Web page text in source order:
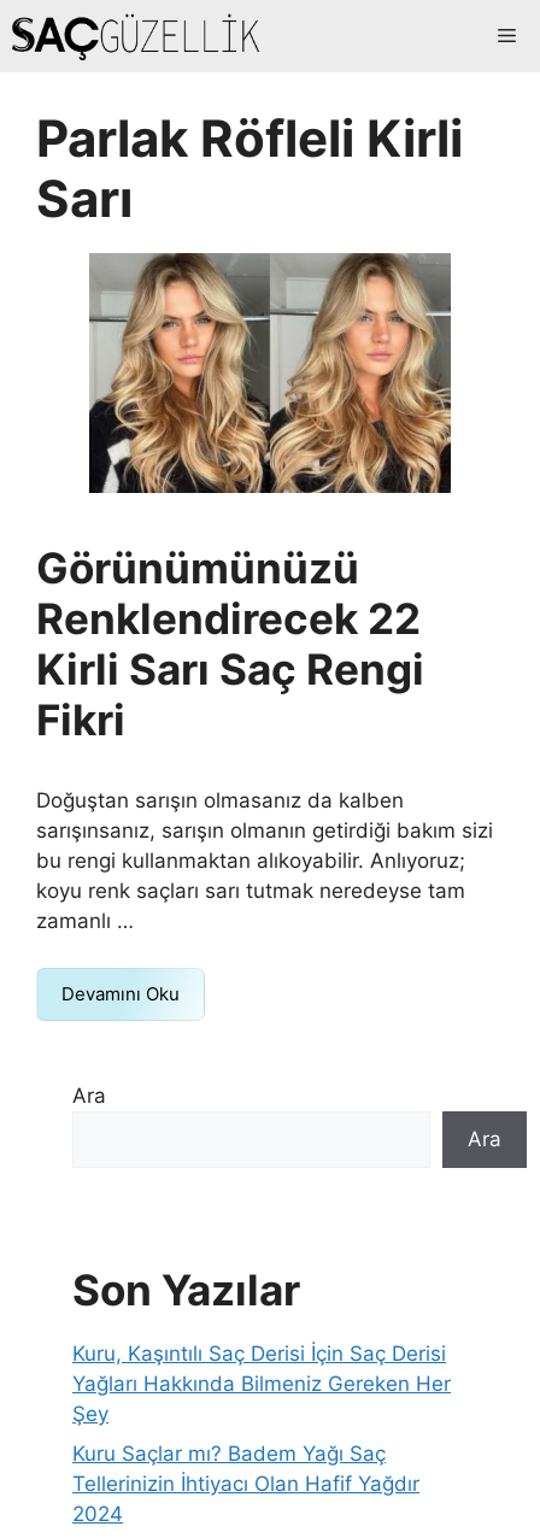
İçeriğe
atla
Parlak Röfleli Kirli
Sarı
Görünümünüzü
Renklendirecek 22
Kirli Sarı Saç Rengi
Fikri
Doğuştan sarışın olmasanız da kalben
sarışınsanız, sarışın olmanın getirdiği bakım sizi
bu rengi kullanmaktan alıkoyabilir. Anlıyoruz;
koyu renk saçları sarı tutmak neredeyse tam
zamanlı …
Devamını Oku
Ara
Ara
Son Yazılar
Kuru, Kaşıntılı Saç Derisi İçin Saç Derisi
Yağları Hakkında Bilmeniz Gereken Her
Şey
Kuru Saçlar mı? Badem Yağı Saç
Tellerinizin İhtiyacı Olan Hafif Yağdır
2024